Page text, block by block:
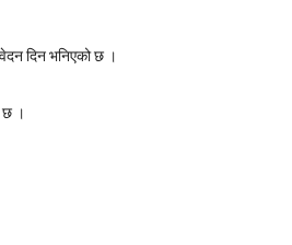
दिन भनिएको छ ।
छ ।